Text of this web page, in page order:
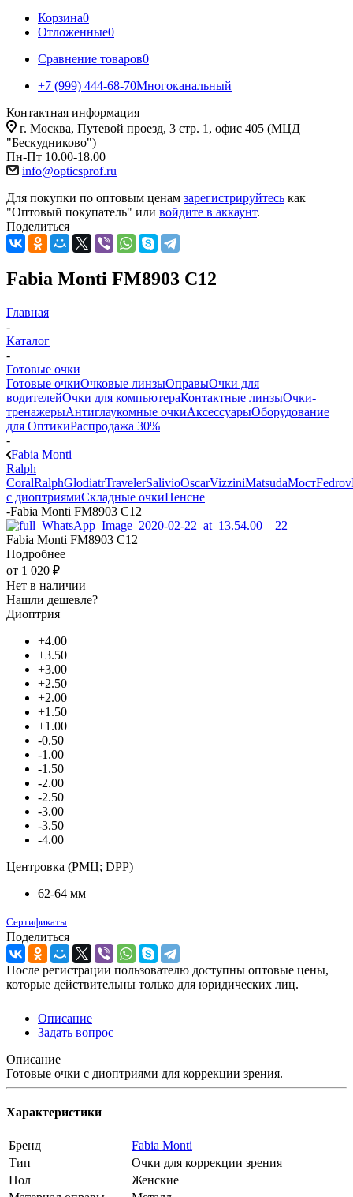
Корзина0
Отложенные0
Сравнение товаров0
+7 (999) 444-68-70Многоканальный
Контактная информация
г. Москва, Путевой проезд, 3 стр. 1, офис 405 (МЦД
"Бескудниково")
Пн-Пт 10.00-18.00
info@opticsprof.ru
Для покупки по оптовым ценам зарегистрируйтесь как
"Оптовый покупатель" или войдите в аккаунт.
Поделиться
Fabia Monti FM8903 C12
Главная
-
Каталог
-
Готовые очки
Готовые очкиОчковые линзыОправыОчки для
водителейОчки для компьютераКонтактные линзыОчки-
тренажерыАнтиглаукомные очкиАксессуарыОборудование
для ОптикиРаспродажа 30%
-
Fabia Monti
Ralph
CoralRalphGlodiatrTravelerSalivioOscarVizziniMatsudaМостFedrov
с диоптриямиСкладные очкиПенсне
-Fabia Monti FM8903 C12
Fabia Monti FM8903 C12
Подробнее
от 1 020 ₽
Нет в наличии
Нашли дешевле?
Диоптрия
+4.00
+3.50
+3.00
+2.50
+2.00
+1.50
+1.00
-0.50
-1.00
-1.50
-2.00
-2.50
-3.00
-3.50
-4.00
Центровка (РМЦ; DPP)
62-64 мм
Сертификаты
Поделиться
После регистрации пользователю доступны оптовые цены,
которые действительны только для юридических лиц.
Описание
Задать вопрос
Описание
Готовые очки с диоптриями для коррекции зрения.
Характеристики
Бренд
Fabia Monti
Тип
Очки для коррекции зрения
Пол
Женские